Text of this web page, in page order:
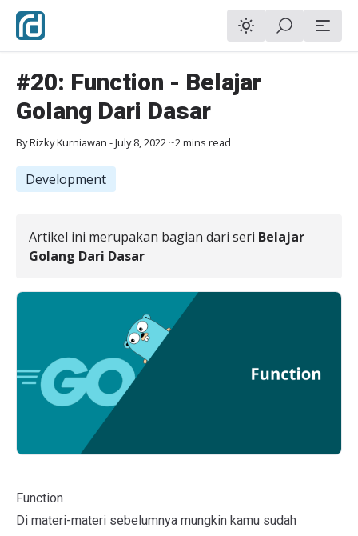
#20: Function - Belajar
Golang Dari Dasar
ByRizky Kurniawan -July 8, 2022 ~2 mins read
Development
Artikel ini merupakan bagian dari seri Belajar
Golang Dari Dasar
Function
Di materi-materi sebelumnya mungkin kamu sudah